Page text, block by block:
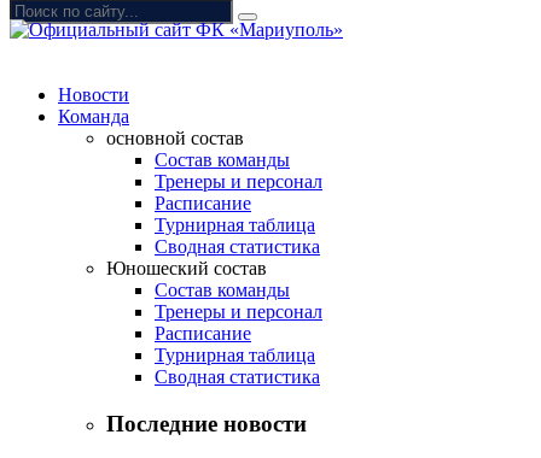
Новости
Команда
основной состав
Состав команды
Тренеры и персонал
Расписание
Турнирная таблица
Сводная статистика
Юношеский состав
Состав команды
Тренеры и персонал
Расписание
Турнирная таблица
Сводная статистика
Последние новости